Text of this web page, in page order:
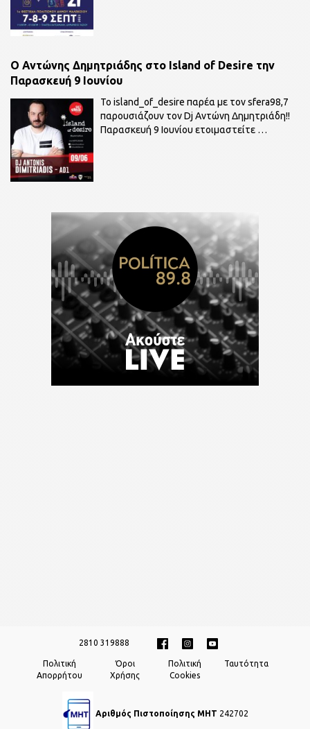
O Αντώνης Δημητριάδης στο Island of Desire την
Παρασκευή 9 Ιουνίου
To island_of_desire παρέα με τον sfera98,7
παρουσιάζουν τον Dj Αντώνη Δημητριάδη!!
Παρασκευή 9 Ιουνίου ετοιμαστείτε …
2810 319888
Πολιτική
Απορρήτου
Όροι
Χρήσης
Πολιτική
Cookies
Ταυτότητα
Αριθμός Πιστοποίησης ΜΗΤ 242702